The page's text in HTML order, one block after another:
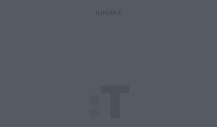
REKLAMA